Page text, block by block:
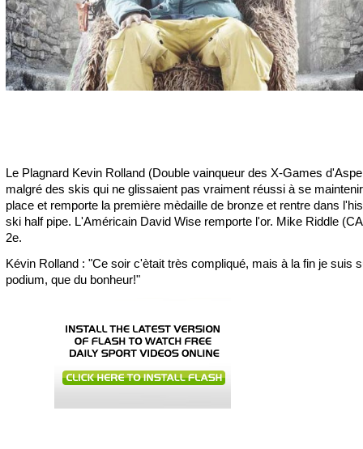
Le Plagnard Kevin Rolland (Double vainqueur des X-Games
malgré des skis qui ne glissaient pas vraiment réussi à se
place et remporte la première mèdaille de bronze et rentre dans
ski half pipe. L'Américain David Wise remporte l'or. Mike Riddle
2e.
Kévin Rolland : "Ce soir c'ètait très compliqué, mais à la fin je suis
podium, que du bonheur!"